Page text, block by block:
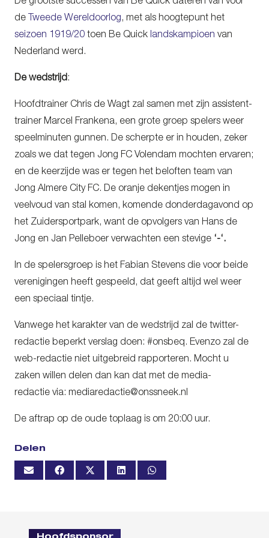
de Tweede Wereldoorlog, met als hoogtepunt het
seizoen 1919/20 toen Be Quick landskampioen van
Nederland werd.
De wedstrijd:
Hoofdtrainer Chris de Wagt zal samen met zijn assistent-
trainer Marcel Frankena, een grote groep spelers weer
speelminuten gunnen. De scherpte er in houden, zeker
zoals we dat tegen Jong FC Volendam mochten ervaren;
en de keerzijde was er tegen het beloften team van
Jong Almere City FC. De oranje dekentjes mogen in
veelvoud van stal komen, komende donderdagavond op
het Zuidersportpark, want de opvolgers van Hans de
Jong en Jan Pelleboer verwachten een stevige ‘-‘.
In de spelersgroep is het Fabian Stevens die voor beide
verenigingen heeft gespeeld, dat geeft altijd wel weer
een speciaal tintje.
Vanwege het karakter van de wedstrijd zal de twitter-
redactie beperkt verslag doen: #onsbeq. Evenzo zal de
web-redactie niet uitgebreid rapporteren. Mocht u
zaken willen delen dan kan dat met de media-
redactie via: mediaredactie@onssneek.nl
De aftrap op de oude toplaag is om 20:00 uur.
Delen